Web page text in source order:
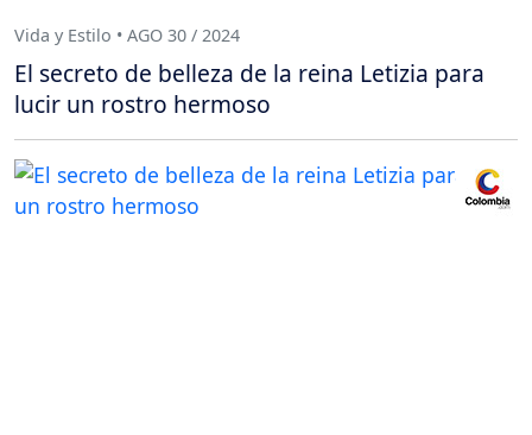
Vida y Estilo • AGO 30 / 2024
El secreto de belleza de la reina Letizia para
lucir un rostro hermoso